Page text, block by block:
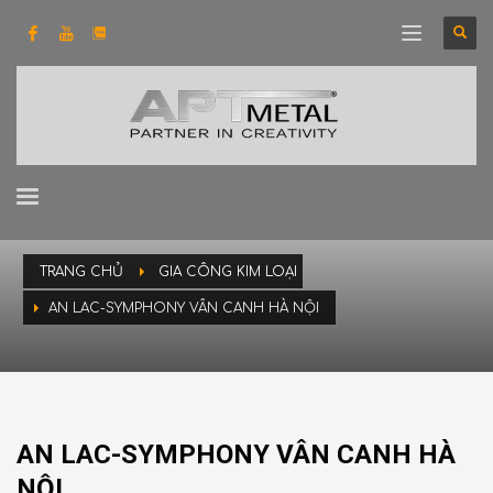
TRANG CHỦ GIA CÔNG KIM LOẠI
AN LAC-SYMPHONY VÂN CANH HÀ NỘI
AN LAC-SYMPHONY VÂN CANH HÀ